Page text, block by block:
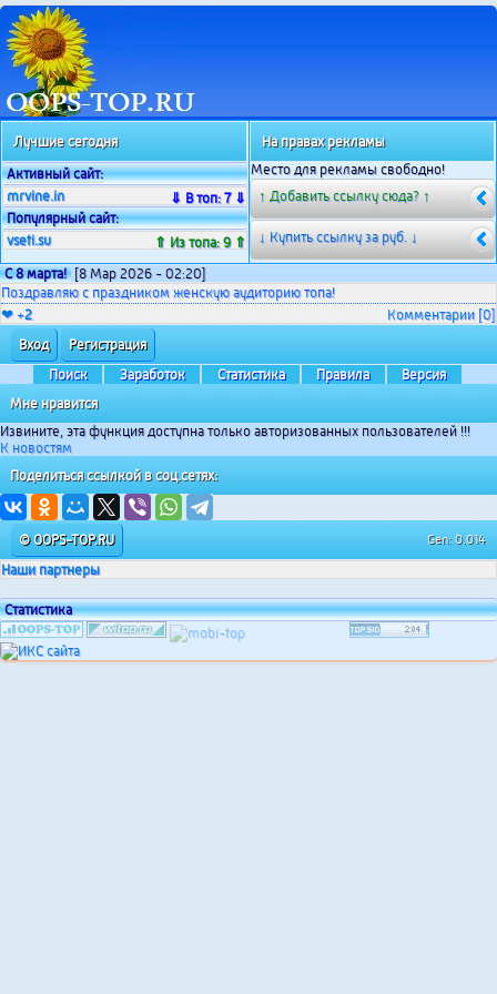
Лучшие сегодня
Активный сайт:
mrvine.in
⇓ В топ: 7 ⇓
Популярный сайт:
vseti.su
⇑ Из топа: 9 ⇑
На правах рекламы
Место для рекламы свободно!
↑ Добавить ссылку сюда? ↑
↓ Купить ссылку за руб. ↓
С 8 марта! [8 Мар 2026 - 02:20]
Поздравляю с праздником женскую аудиторию топа!
Комментарии [0]
❤ +2
Вход
Регистрация
Поиск
Заработок Статистика Правила
Версия
Мне нравится
Извините, эта функция доступна только авторизованных пользователей !!!
К новостям
Поделиться ссылкой в соц.сетях:
© OOPS-TOP.RU Gen: 0.014
Наши партнеры
Статистика